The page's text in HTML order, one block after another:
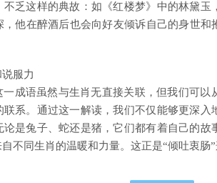
乏这样的典故：如《红楼梦》中的林黛
他在醉酒后也会向好友倾诉自己的身世
服力
一成语虽然与生肖无直接关联，但我们可
系。通过这一解读，我们不仅能够更深
是兔子、蛇还是猪，它们都有着自己的
不同生肖的温暖和力量。这正是“倾吐衷肠